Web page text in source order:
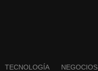
TECNOLOGÍA NEGOCIOS